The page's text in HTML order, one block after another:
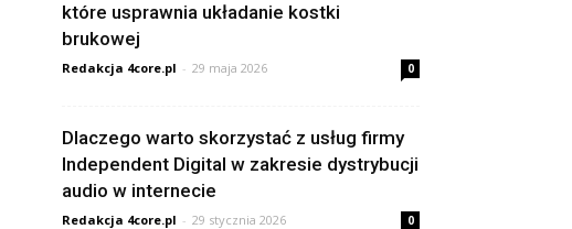
które usprawnia układanie kostki
brukowej
Redakcja 4core.pl - 29 maja 2026 0
Dlaczego warto skorzystać z usług firmy
Independent Digital w zakresie dystrybucji
audio w internecie
Redakcja 4core.pl - 29 stycznia 2026 0